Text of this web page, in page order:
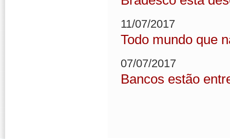
11/07/2017
Todo mundo que
07/07/2017
Bancos estão